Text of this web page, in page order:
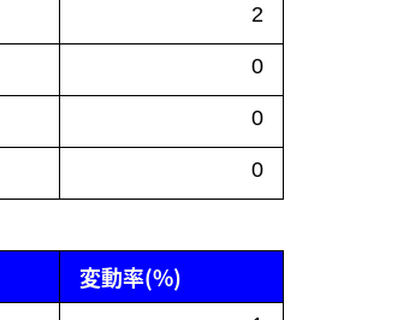
2
0
0
0
変動率(%)